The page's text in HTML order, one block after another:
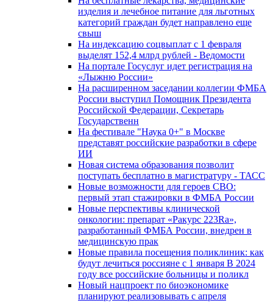
изделия и лечебное питание для льготных
категорий граждан будет направлено еще
свыш
На индексацию соцвыплат с 1 февраля
выделят 152,4 млрд рублей - Ведомости
На портале Госуслуг идет регистрация на
«Лыжню России»
На расширенном заседании коллегии ФМБА
России выступил Помощник Президента
Российской Федерации, Секретарь
Государственн
На фестивале "Наука 0+" в Москве
представят российские разработки в сфере
ИИ
Новая система образования позволит
поступать бесплатно в магистратуру - ТАСС
Новые возможности для героев СВО:
первый этап стажировки в ФМБА России
Новые перспективы клинической
онкологии: препарат «Ракурс 223Ra»,
разработанный ФМБА России, внедрен в
медицинскую прак
Новые правила посещения поликлиник: как
будут лечиться россияне с 1 января В 2024
году все российские больницы и поликл
Новый нацпроект по биоэкономике
планируют реализовывать с апреля